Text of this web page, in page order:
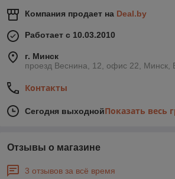
Компания продает на Deal.by
Работает с 10.03.2010
г. Минск
проезд Веснина, 12, офис 22, Минск,
Контакты
Сегодня выходнойПоказать весь
Отзывы о магазине
3 отзывов за всё время